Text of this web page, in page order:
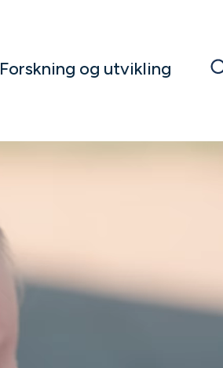
Forskning og utvikling